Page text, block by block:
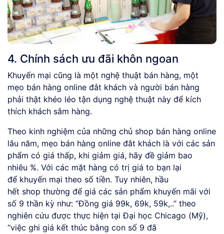
4. Chính sách ưu đãi khôn ngoan
Khuyến mại cũng là một nghệ thuật bán hàng, một
mẹo bán hàng online đắt khách và người bán hàng
phải thật khéo léo tận dụng nghệ thuật này để kích
thích khách sắm hàng.
Theo kinh nghiệm của những chủ shop bán hàng online
lâu năm, mẹo bán hàng online đắt khách là với các sản
phẩm có giá thấp, khi giảm giá, hãy đề giảm bao
nhiêu %. Với các mặt hàng có trị giá to bạn lại
để khuyến mại theo số tiền. Tuy nhiên, hầu
hết shop thường để giá các sản phẩm khuyến mãi với
số 9 thần kỳ như: “Đồng giá 99k, 69k, 59k,..” theo
nghiên cứu được thực hiện tại Đại học Chicago (Mỹ),
“việc ghi giá kết thúc bằng con số 9 đã